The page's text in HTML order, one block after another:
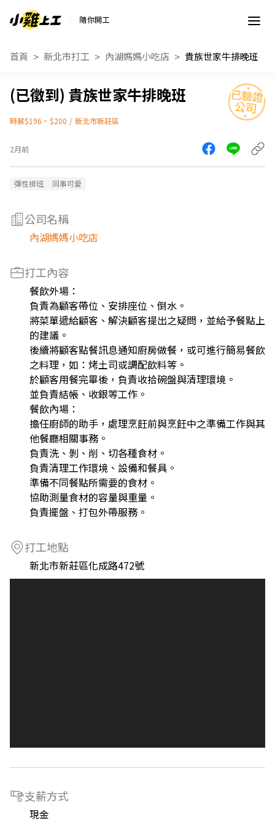
隨你開工
首頁 新北市打工 內湖媽媽小吃店 貴族世家牛排晚班
貴族世家牛排晚班
時薪$196 ~ $200 / 新北市新莊區
2月前
彈性排班 同事可愛
公司名稱
內湖媽媽小吃店
打工內容
餐飲外場：
負責為顧客帶位、安排座位、倒水。
將菜單遞給顧客、解決顧客提出之疑問，並給予餐點上
的建議。
後續將顧客點餐訊息通知廚房做餐，或可進行簡易餐飲
之料理，如：烤土司或調配飲料等。
於顧客用餐完畢後，負責收拾碗盤與清理環境。
並負責結帳、收銀等工作。
餐飲內場：
擔任廚師的助手，處理烹飪前與烹飪中之準備工作與其
他餐廳相關事務。
負責洗、剝、削、切各種食材。
負責清理工作環境、設備和餐具。
準備不同餐點所需要的食材。
協助測量食材的容量與重量。
負責擺盤、打包外帶服務。
打工地點
新北市新莊區化成路472號
支薪方式
現金